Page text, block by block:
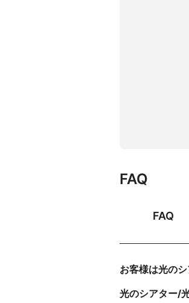
FAQ
FAQ
お客様は光の
光のシアター/